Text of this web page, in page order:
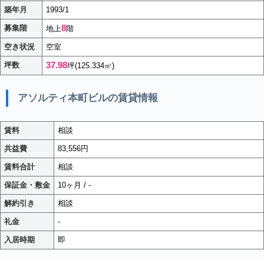
築年月 1993/1
募集階 地上8階
空き状況 空室
坪数 37.98坪(125.334㎡)
アソルティ本町ビルの賃貸情報
賃料 相談
共益費 83,556円
賃料合計 相談
保証金・敷金 10ヶ月 / -
解約引き 相談
礼金 -
入居時期 即